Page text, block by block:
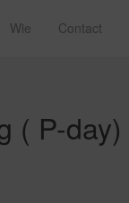
Wie Contact
( P-day)